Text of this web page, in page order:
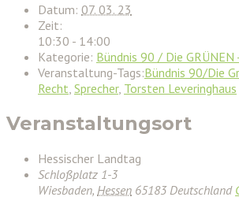
Datum: 07. 03. 23
Zeit:
10:30 - 14:00
Kategorie: Bündnis 90 / Die
Veranstaltung-Tags:Bündnis 90/Die
Recht Sprecher, Torsten Leveringhaus
Veranstaltungsort
Hessischer Landtag
Schloßplatz 1-3
Wiesbaden, Hessen 65183 Deutschland